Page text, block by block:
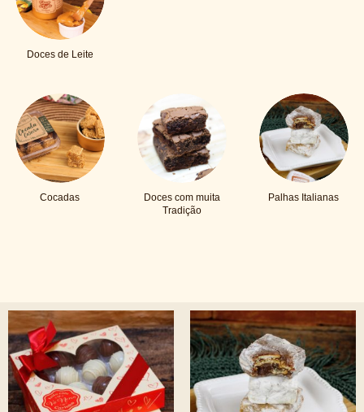
Doces de Leite
Cocadas
Doces com muita
Tradição
Palhas Italianas